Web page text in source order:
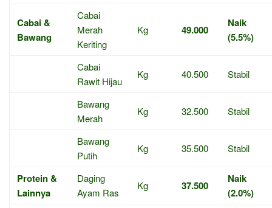
Cabai &
Bawang
Cabai
Merah
Keriting
Kg 49.000
Naik
(5.5%)
Cabai
Rawit Hijau
Kg 40.500 Stabil
Bawang
Merah
Kg 32.500 Stabil
Bawang
Putih
Kg 35.500 Stabil
Protein &
Lainnya
Daging
Ayam Ras
Kg 37.500
Naik
(2.0%)